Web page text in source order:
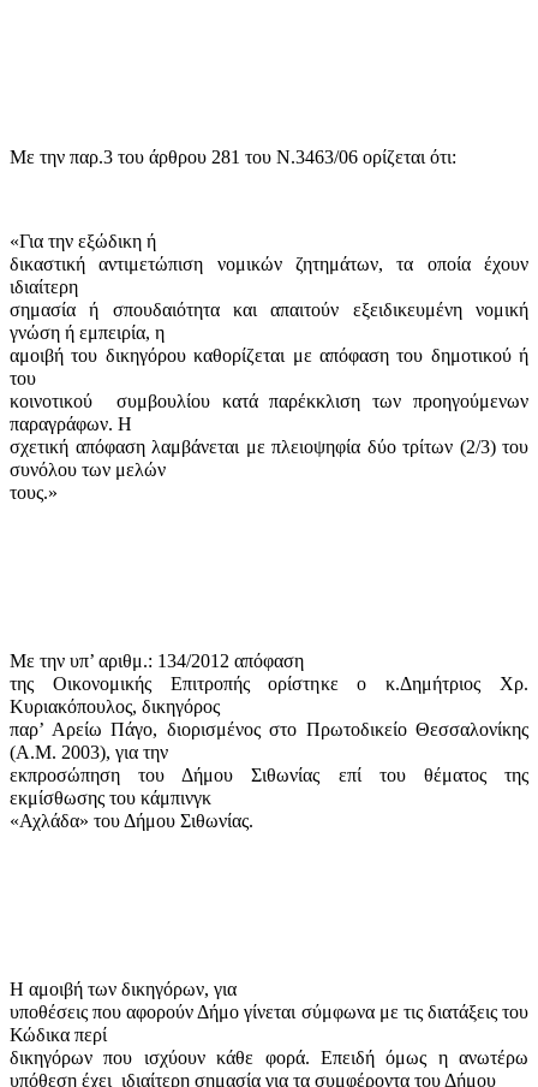
Με την παρ.3 του άρθρου 281 του Ν.3463/06 ορίζεται ότι:
«Για την εξώδικη ή
δικαστική αντιμετώπιση νομικών ζητημάτων, τα οποία έχουν
ιδιαίτερη
σημασία ή σπουδαιότητα και απαιτούν εξειδικευμένη νομική
γνώση ή εμπειρία, η
αμοιβή του δικηγόρου καθορίζεται με απόφαση του δημοτικού ή
του
κοινοτικού συμβουλίου κατά παρέκκλιση των προηγούμενων
παραγράφων. Η
σχετική απόφαση λαμβάνεται με πλειοψηφία δύο τρίτων (2/3) του
συνόλου των μελών
τους.»
Με την υπ’ αριθμ.: 134/2012 απόφαση
της Οικονομικής Επιτροπής ορίστηκε ο κ.Δημήτριος Χρ.
Κυριακόπουλος, δικηγόρος
παρ’ Αρείω Πάγο, διορισμένος στο Πρωτοδικείο Θεσσαλονίκης
(Α.Μ. 2003), για την
εκπροσώπηση του Δήμου Σιθωνίας επί του θέματος της
εκμίσθωσης του κάμπινγκ
«Αχλάδα» του Δήμου Σιθωνίας.
Η αμοιβή των δικηγόρων, για
υποθέσεις που αφορούν Δήμο γίνεται σύμφωνα με τις διατάξεις του
Κώδικα περί
δικηγόρων που ισχύουν κάθε φορά. Επειδή όμως η ανωτέρω
υπόθεση έχει ιδιαίτερη σημασία για τα συμφέροντα του Δήμου